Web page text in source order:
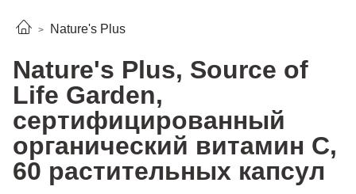
Nature's Plus
Nature's Plus, Source of
Life Garden,
сертифицированный
органический витамин C,
60 растительных капсул